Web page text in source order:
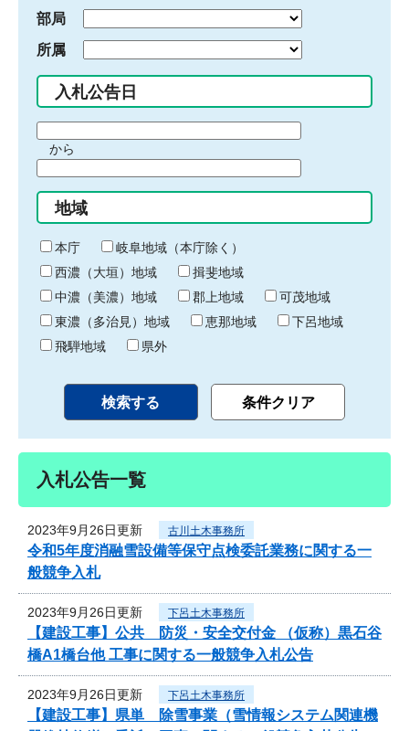
部局
所属
入札公告日
間
始
り
から
間
終
わ
り
地域
本庁
岐阜地域（本庁除く）
西濃（大垣）地域
揖斐地域
中濃（美濃）地域
郡上地域
可茂地域
東濃（多治見）地域
恵那地域
下呂地域
飛騨地域
県外
入札公告一覧
2023年9月26日更新 古川土木事務所
令和5年度消融雪設備等保守点検委託業務に関する一
般競争入札
2023年9月26日更新 下呂土木事務所
【建設工事】公共 防災・安全交付金 （仮称）黒石谷
橋A1橋台他 工事に関する一般競争入札公告
2023年9月26日更新 下呂土木事務所
【建設工事】県単 除雪事業（雪情報システム関連機